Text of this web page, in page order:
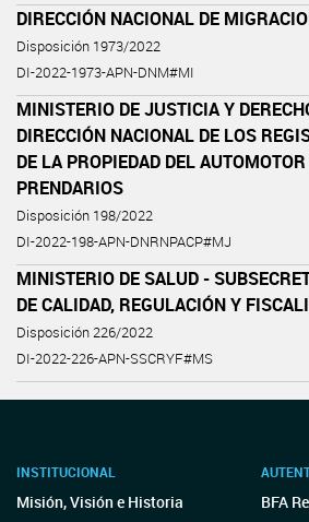
DIRECCIÓN NACIONAL DE
Disposición 1973/2022
DI-2022-1973-APN-DNM#MI
MINISTERIO DE JUSTICIA Y
DIRECCIÓN NACIONAL DE LOS
DE LA PROPIEDAD DEL
PRENDARIOS
Disposición 198/2022
DI-2022-198-APN-DNRNPACP#MJ
MINISTERIO DE SALUD -
DE CALIDAD, REGULACIÓN Y
Disposición 226/2022
DI-2022-226-APN-SSCRYF#MS
INSTITUCIONAL
Misión, Visión e Historia
BFA